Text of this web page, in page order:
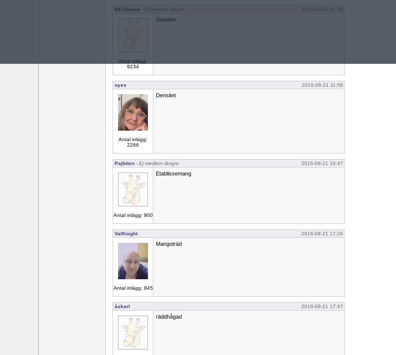
6972mona - Ej medlem längre 2016-08-21 11:38
Antal inlägg:
9234
Stunden
oyes 2016-08-21 11:58
Antal inlägg:
2266
Densitet
Pajbiten - Ej medlem längre 2016-08-21 16:47
Antal inlägg: 900
Etablissemang
ValKnight 2016-08-21 17:26
Antal inlägg: 845
Mangoträd
åskarl 2016-08-21 17:47
räddhågad